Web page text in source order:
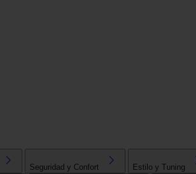
Seguridad y Confort Estilo y Tuning